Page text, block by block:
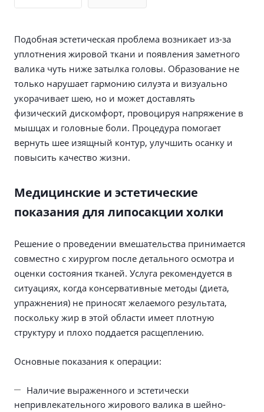
Подобная эстетическая проблема возникает из-за
уплотнения жировой ткани и появления заметного
валика чуть ниже затылка головы. Образование не
только нарушает гармонию силуэта и визуально
укорачивает шею, но и может доставлять
физический дискомфорт, провоцируя напряжение в
мышцах и головные боли. Процедура помогает
вернуть шее изящный контур, улучшить осанку и
повысить качество жизни.
Медицинские и эстетические
показания для липосакции холки
Решение о проведении вмешательства принимается
совместно с хирургом после детального осмотра и
оценки состояния тканей. Услуга рекомендуется в
ситуациях, когда консервативные методы (диета,
упражнения) не приносят желаемого результата,
поскольку жир в этой области имеет плотную
структуру и плохо поддается расщеплению.
Основные показания к операции:
Наличие выраженного и эстетически
непривлекательного жирового валика в шейно-